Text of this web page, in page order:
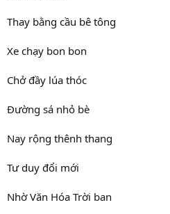
Thay bằng cầu bê tông
Xe chạy bon bon
Chở đầy lúa thóc
Đường sá nhỏ bè
Nay rộng thênh thang
Tư duy đổi mới
Nhờ Văn Hóa Trời ban